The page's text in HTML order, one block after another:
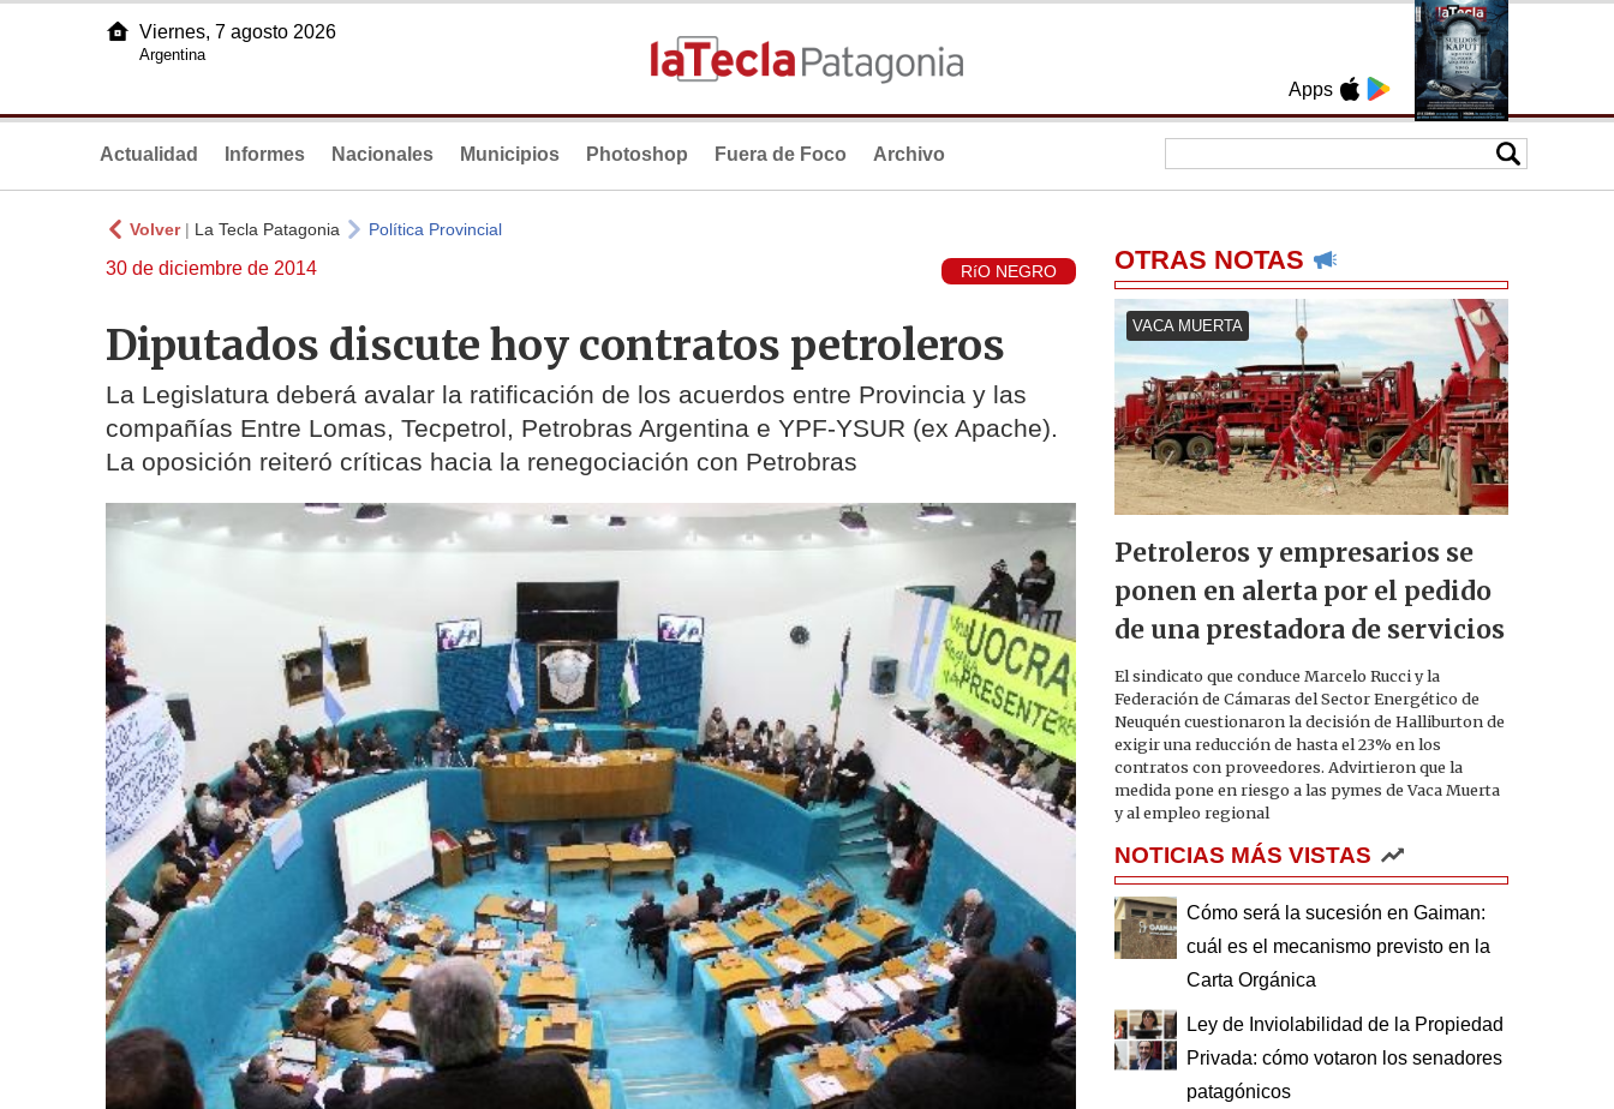
Apps
Viernes, 7 agosto 2026
Argentina
Actualidad Informes Nacionales Municipios Photoshop Fuera de Foco Archivo
Volver| La Tecla Patagonia Política Provincial
30 de diciembre de 2014 RíO NEGRO
Diputados discute hoy contratos petroleros
La Legislatura deberá avalar la ratificación de los acuerdos entre Provincia y las
compañías Entre Lomas, Tecpetrol, Petrobras Argentina e YPF-YSUR (ex Apache).
La oposición reiteró críticas hacia la renegociación con Petrobras
OTRAS NOTAS
VACA MUERTA
Petroleros y empresarios se
ponen en alerta por el pedido
de una prestadora de servicios
El sindicato que conduce Marcelo Rucci y la
Federación de Cámaras del Sector Energético de
Neuquén cuestionaron la decisión de Halliburton de
exigir una reducción de hasta el 23% en los
contratos con proveedores. Advirtieron que la
medida pone en riesgo a las pymes de Vaca Muerta
y al empleo regional
NOTICIAS MÁS VISTAS
Cómo será la sucesión en Gaiman:
cuál es el mecanismo previsto en la
Carta Orgánica
Ley de Inviolabilidad de la Propiedad
Privada: cómo votaron los senadores
patagónicos